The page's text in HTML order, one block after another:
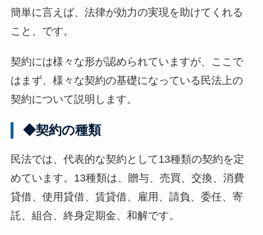
簡単に言えば、法律が効力の実現を助けてくれる
こと、です。
契約には様々な形が認められていますが、ここで
はまず、様々な契約の基礎になっている民法上の
契約について説明します。
◆契約の種類
民法では、代表的な契約として13種類の契約を定
めています。13種類は、贈与、売買、交換、消費
貸借、使用貸借、賃貸借、雇用、請負、委任、寄
託、組合、終身定期金、和解です。